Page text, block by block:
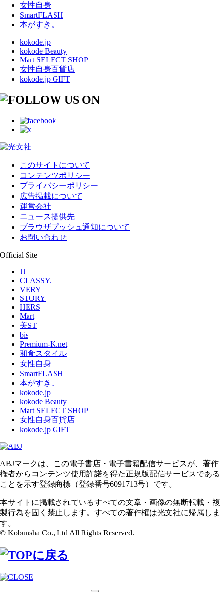
女性自身
SmartFLASH
本がすき。
kokode.jp
kokode Beauty
Mart SELECT SHOP
女性自身百貨店
kokode.jp GIFT
このサイトについて
コンテンツポリシー
プライバシーポリシー
広告掲載について
運営会社
ニュース提供先
ブラウザプッシュ通知について
お問い合わせ
Official Site
JJ
CLASSY.
VERY
STORY
HERS
Mart
美ST
bis
Premium-K.net
和食スタイル
女性自身
SmartFLASH
本がすき。
kokode.jp
kokode Beauty
Mart SELECT SHOP
女性自身百貨店
kokode.jp GIFT
ABJマークは、この電子書店・電子書籍配信サービスが、著作
権者からコンテンツ使用許諾を得た正規版配信サービスである
ことを示す登録商標（登録番号6091713号）です。
本サイトに掲載されているすべての文章・画像の無断転載・複
製行為を固く禁止します。すべての著作権は光文社に帰属しま
す。
© Kobunsha Co., Ltd All Rights Reserved.